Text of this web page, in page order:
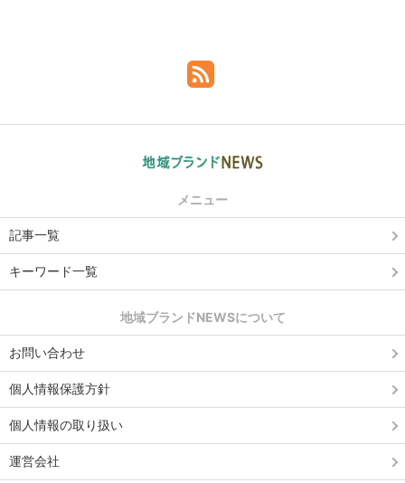
メニュー
記事一覧
キーワード一覧
地域ブランドNEWSについて
お問い合わせ
個人情報保護方針
個人情報の取り扱い
運営会社